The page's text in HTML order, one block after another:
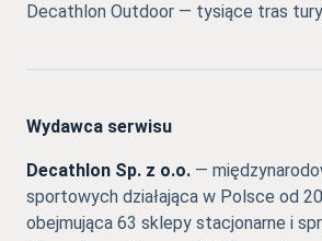
Decathlon Outdoor — tysiące tras
Wydawca serwisu
Decathlon Sp. z o.o. —
sportowych działająca w Polsce od
obejmująca 63 sklepy stacjonarne i